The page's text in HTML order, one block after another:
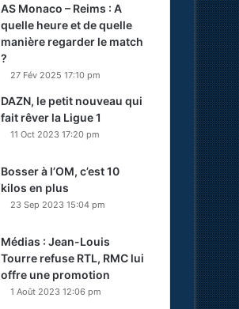
AS Monaco – Reims : A
quelle heure et de quelle
manière regarder le match
?
27 Fév 2025 17:10 pm
DAZN, le petit nouveau qui
fait rêver la Ligue 1
11 Oct 2023 17:20 pm
Bosser à l’OM, c’est 10
kilos en plus
23 Sep 2023 15:04 pm
Médias : Jean-Louis
Tourre refuse RTL, RMC lui
offre une promotion
1 Août 2023 12:06 pm